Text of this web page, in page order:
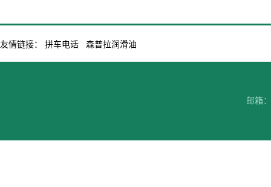
友情链接： 拼车电话 森普拉润滑油
邮箱